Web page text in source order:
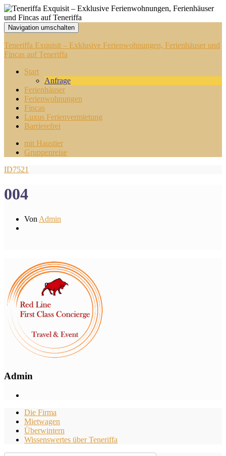
Navigation umschalten
Teneriffa Exquisit – Exklusive Ferienwohnungen, Ferienhäuser und
Fincas auf Teneriffa
Start
Anfrage
Ferienhäuser
Ferienwohnungen
Fincas
Luxus Ferienvermietung
Barrierefrei
mit Haustier
Gruppenreise
ID7521
004
Von Admin
Admin
Die Firma
Mietwagen
Überwintern
Wissenswertes über Teneriffa